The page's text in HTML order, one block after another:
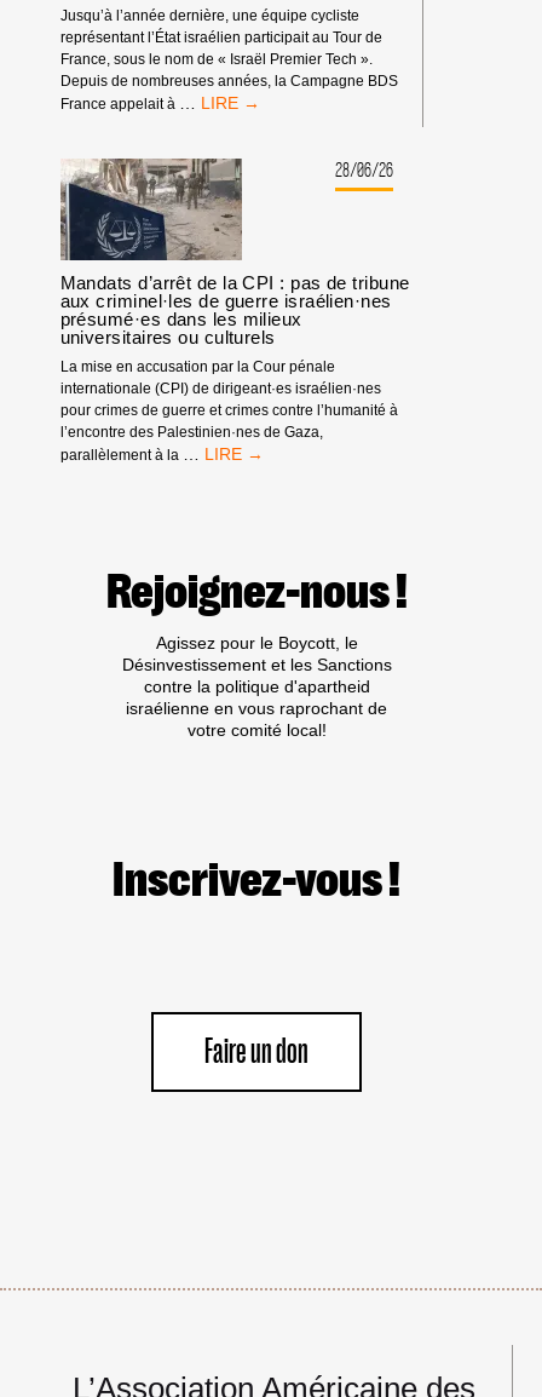
Jusqu’à l’année dernière, une équipe cycliste
représentant l’État israélien participait au Tour de
France, sous le nom de « Israël Premier Tech ».
Depuis de nombreuses années, la Campagne BDS
France appelait à … TOUR
:
PAS
D’ÉQUIPE
ISRAÉLIENNE
!
28/06/26
Mandats d’arrêt de la CPI : pas de tribune
aux criminel·les de guerre israélien·nes
présumé·es dans les milieux
universitaires ou culturels
La mise en accusation par la Cour pénale
internationale (CPI) de dirigeant·es israélien·nes
pour crimes de guerre et crimes contre l’humanité à
l’encontre des Palestinien·nes de Gaza,
parallèlement à la
MANDATS
PAS
DE
AUX
CRIMINEL·LES
DE
GUERRE
ISRAÉLIEN·NES
OU
CULTURELS
Rejoignez-nous !
Agissez pour le Boycott, le
Désinvestissement et les Sanctions
contre la politique d'apartheid
israélienne en vous raprochant de
votre comité local!
Inscrivez-vous !
Faire un don
Navigation
L’Association Américaine des